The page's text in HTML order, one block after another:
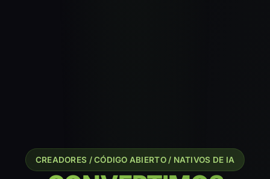
CREADORES / CÓDIGO ABIERTO / NATIVOS DE IA